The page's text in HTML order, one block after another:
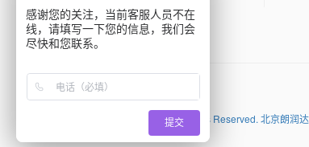
订购产品
百度
Copyright (C) 2026 All Rights Reserved. 北京朗
感谢您的关注，当前客服人员不在
线，请填写一下您的信息，我们会
尽快和您联系。
提交